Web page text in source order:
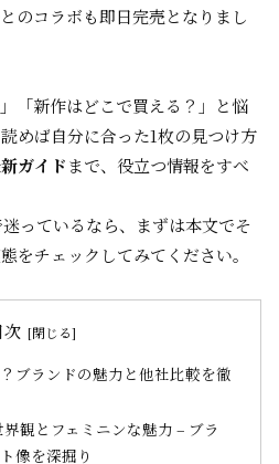
のコラボも即日完売となりまし
「新作はどこで買える？」と悩
めば自分に合った1枚の見つけ方
ガイドまで、役立つ情報をすべ
っているなら、まずは本文でそ
をチェックしてみてください。
次
ブランドの魅力と他社比較を徹
観とフェミニンな魅力 – ブラ
像を深掘り